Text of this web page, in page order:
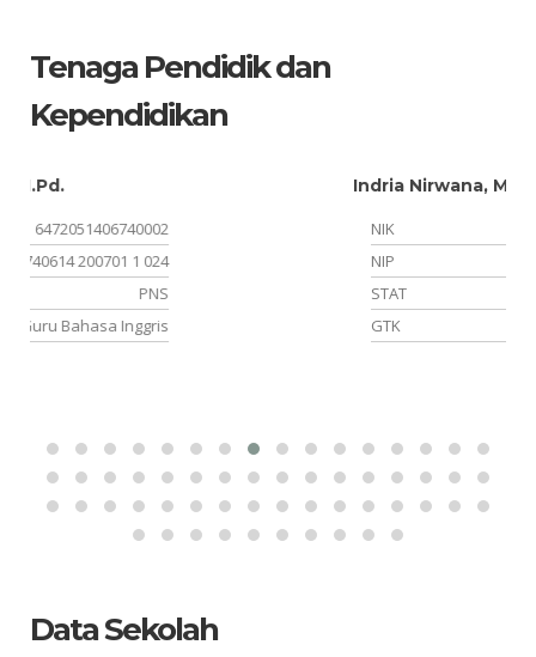
Tenaga Pendidik dan
Kependidikan
Indria Nirwana, M.Pd.
6472035012710004
197112102000122003
Kepala Sekolah
Data Sekolah